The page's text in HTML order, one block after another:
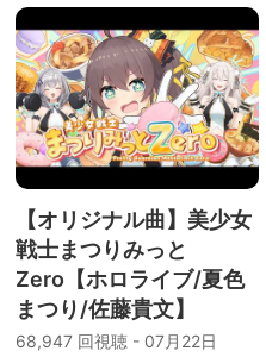
【オリジナル曲】美少女
戦士まつりみっと
Zero【ホロライブ/夏色
まつり/佐藤貴文】
68,947 回視聴 - 07月22日